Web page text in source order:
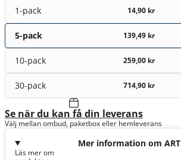
1-pack 14,90 kr
5-pack 139,49 kr
10-pack 259,00 kr
30-pack 714,90 kr
Se när du kan få din leverans
Välj mellan ombud, paketbox eller hemleverans
Mer information om ART
Läs mer om